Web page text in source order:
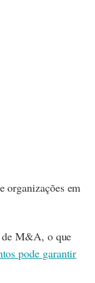
organizações em
de M&A, o que
pode garantir